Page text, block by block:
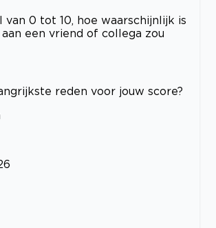
van 0 tot 10, hoe waarschijnlijk is
een vriend of collega zou
reden voor jouw score?